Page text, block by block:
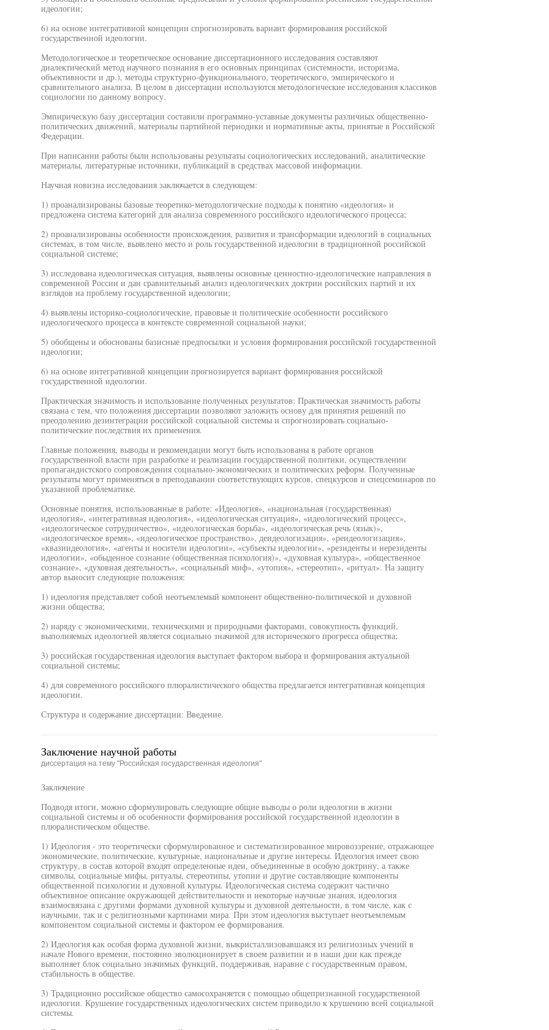
идеологии;
6) на основе интегративной концепции спрогнозировать вариант формирования российской
государственной идеологии.
Методологическое и теоретическое основание диссертационного исследования составляют
диалектический метод научного познания в его основных принципах (системности, историзма,
объективности и др.), методы структурно-функционального, теоретического, эмпирического и
сравнительного анализа. В целом в диссертации используются методологические исследования классиков
социологии по данному вопросу.
Эмпирическую базу диссертации составили программно-уставные документы различных общественно-
политических движений, материалы партийной периодики и нормативные акты, принятые в Российской
Федерации.
При написании работы были использованы результаты социологических исследований, аналитические
материалы, литературные источники, публикаций в средствах массовой информации.
Научная новизна исследования заключается в следующем:
1) проанализированы базовые теоретико-методологические подходы к понятию «идеология» и
предложена система категорий для анализа современного российского идеологического процесса;
2) проанализированы особенности происхождения, развития и трансформации идеологий в социальных
системах, в том числе, выявлено место и роль государственной идеологии в традиционной российской
социальной системе;
3) исследована идеологическая ситуация, выявлены основные ценностно-идеологические направления в
современной России и дан сравнительный анализ идеологических доктрин российских партий и их
взглядов на проблему государственной идеологии;
4) выявлены историко-социологические, правовые и политические особенности российского
идеологического процесса в контексте современной социальной науки;
5) обобщены и обоснованы базисные предпосылки и условия формирования российской государственной
идеологии;
6) на основе интегративной концепции прогнозируется вариант формирования российской
государственной идеологии.
Практическая значимость и использование полученных результатов: Практическая значимость работы
связана с тем, что положения диссертации позволяют заложить основу для принятия решений по
преодолению дезинтеграции российской социальной системы и спрогнозировать социально-
политические последствия их применения.
Главные положения, выводы и рекомендации могут быть использованы в работе органов
государственной власти при разработке и реализации государственной политики, осуществлении
пропагандистского сопровождения социально-экономических и политических реформ. Полученные
результаты могут применяться в преподавании соответствующих курсов, спецкурсов и спецсеминаров по
указанной проблематике.
Основные понятия, использованные в работе: «Идеология», «национальная (государственная)
идеология», «интегративная идеология», «идеологическая ситуация», «идеологический процесс»,
«идеологическое сотрудничество», «идеологическая борьба», «идеологическая речь (язык)»,
«идеологическое время», «идеологическое пространство», деидеологизация», «реидеологизация»,
«квазиидеология», «агенты и носители идеологии», «субъекты идеологии», «резиденты и нерезиденты
идеологии», «обыденное сознание (общественная психология)», «духовная культура», «общественное
сознание», «духовная деятельность», «социальный миф», «утопия», «стереотип», «ритуал». На защиту
автор выносит следующие положения:
1) идеология представляет собой неотъемлемый компонент общественно-политической и духовной
жизни общества;
2) наряду с экономическими, техническими и природными факторами, совокупность функций,
выполняемых идеологией является социально значимой для исторического прогресса общества;
3) российская государственная идеология выступает фактором выбора и формирования актуальной
социальной системы;
4) для современного российского плюралистического общества предлагается интегративная концепция
идеологии.
Структура и содержание диссертации: Введение.
Заключение научной работы
диссертация на тему "Российская государственная идеология"
Заключение
Подводя итоги, можно сформулировать следующие общие выводы о роли идеологии в жизни
социальной системы и об особенности формирования российской государственной идеологии в
плюралистическом обществе.
1) Идеология - это теоретически сформулированное и систематизированное мировоззрение, отражающее
экономические, политические, культурные, национальные и другие интересы. Идеология имеет свою
структуру, в состав которой входят определенные идеи, объединенные в особую доктрину, а также
символы, социальные мифы, ритуалы, стереотипы, утопии и другие составляющие компоненты
общественной психологии и духовной культуры. Идеологическая система содержит частично
объективное описание окружающей действительности и некоторые научные знания, идеология
взаимосвязана с другими формами духовной культуры и духовной деятельности, в том числе, как с
научными, так и с религиозными картинами мира. При этом идеология выступает неотъемлемым
компонентом социальной системы и фактором ее формирования.
2) Идеология как особая форма духовной жизни, выкристаллизовавшаяся из религиозных учений в
начале Нового времени, постоянно эволюционирует в своем развитии и в наши дни как прежде
выполняет блок социально значимых функций, поддерживая, наравне с государственным правом,
стабильность в обществе.
3) Традиционно российское общество самосохраняется с помощью общепризнанной государственной
идеологии. Крушение государственных идеологических систем приводило к крушению всей социальной
системы.